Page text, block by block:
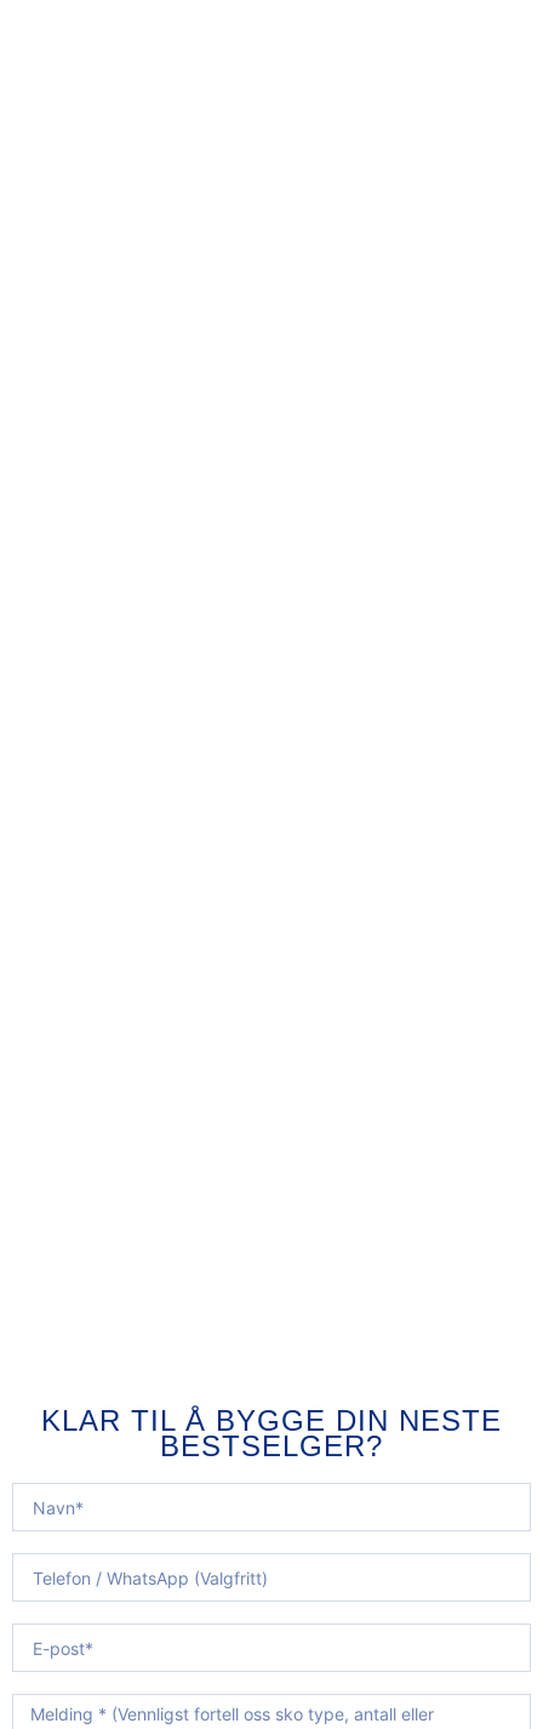
KLAR TIL Å BYGGE DIN NESTE
BESTSELGER?